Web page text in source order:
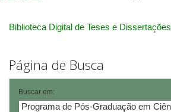
Biblioteca Digital de Teses e Dissertações
Página de Busca
Buscar em: